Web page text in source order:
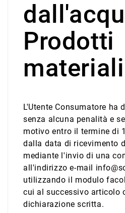
Prodotti
materiali
L'Utente Consumatore ha
senza alcuna penalità e
motivo entro il termine di
dalla data di ricevimento
mediante l'invio di una
all'indirizzo e-mail
utilizzando il modulo
cui al successivo articolo
dichiarazione scritta.